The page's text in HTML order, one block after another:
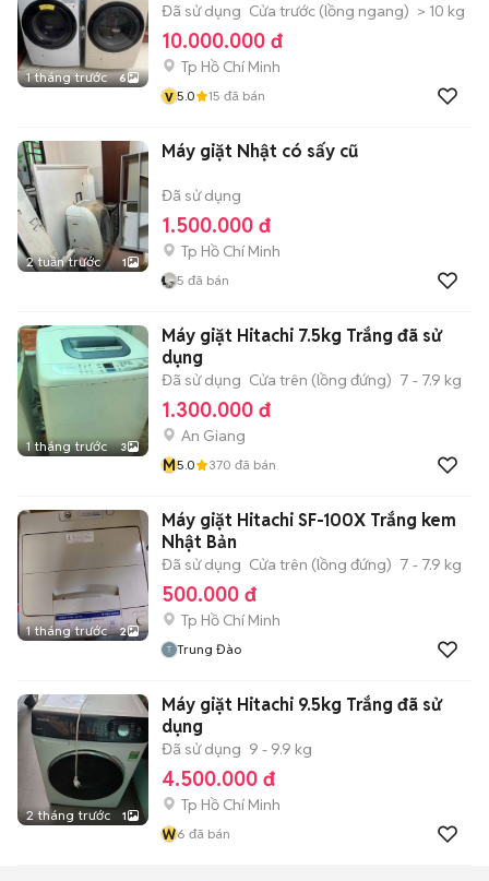
1 tháng trước 6
Đã sử dụng Cửa trước (lồng ngang) > 10 kg
10.000.000 đ
Tp Hồ Chí Minh
v 5.0 15 đã bán
2 tuần trước 1
Máy giặt Nhật có sấy cũ
Đã sử dụng
1.500.000 đ
Tp Hồ Chí Minh
5 đã bán
1 tháng trước 3
Máy giặt Hitachi 7.5kg Trắng đã sử
dụng
Đã sử dụng Cửa trên (lồng đứng) 7 - 7.9 kg
1.300.000 đ
An Giang
M5.0 370 đã bán
1 tháng trước 2
Máy giặt Hitachi SF-100X Trắng kem
Nhật Bản
Đã sử dụng Cửa trên (lồng đứng) 7 - 7.9 kg
500.000 đ
Tp Hồ Chí Minh
Trung Đào
2 tháng trước 1
Máy giặt Hitachi 9.5kg Trắng đã sử
dụng
Đã sử dụng 9 - 9.9 kg
4.500.000 đ
Tp Hồ Chí Minh
W6 đã bán